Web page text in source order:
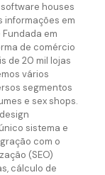
houses
informações em
em
de comércio
de 20 mil lojas
vários
segmentos
e sex shops.
sistema e
com o
(SEO)
cálculo de